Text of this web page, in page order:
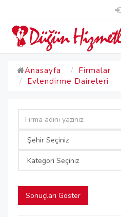
Anasayfa
Firmalar
Evlendirme Daireleri
Sonuçları Göster